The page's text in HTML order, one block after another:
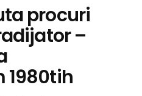
procuri
–
1980tih